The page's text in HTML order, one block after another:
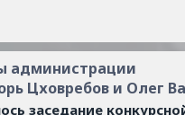
администрации
Цховребов и Олег
заседание